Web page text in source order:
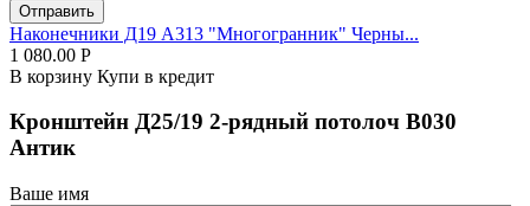
Отправить
Наконечники Д19 А313 "Многогранник" Черны...
1 080.00 Р
В корзину Купи в кредит
Кронштейн Д25/19 2-рядный потолоч В030
Антик
Ваше имя